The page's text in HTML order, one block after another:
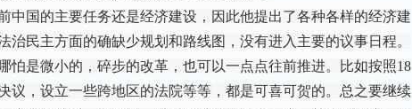
中国的主要任务还是经济建设，因此他提出了各种各样的经济建
治民主方面的确缺少规划和路线图，没有进入主要的议事日程。
怕是微小的，碎步的改革，也可以一点点往前推进。比如按照18
议，设立一些跨地区的法院等等，都是可喜可贺的。总之要继续